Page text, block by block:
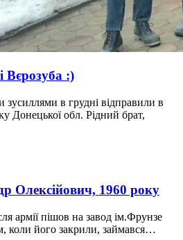
Вєрозуба :)
в грудні відправили в
Донецької обл. Рідний брат,
Олексійович, 1960 року
армії пішов на завод ім.Фрунзе
коли його закрили, займався…